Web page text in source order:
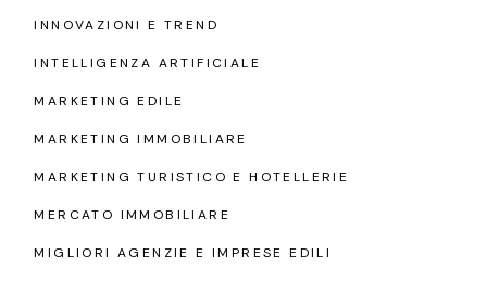
INNOVAZIONI E TREND
INTELLIGENZA ARTIFICIALE
MARKETING EDILE
MARKETING IMMOBILIARE
MARKETING TURISTICO E HOTELLERIE
MERCATO IMMOBILIARE
MIGLIORI AGENZIE E IMPRESE EDILI